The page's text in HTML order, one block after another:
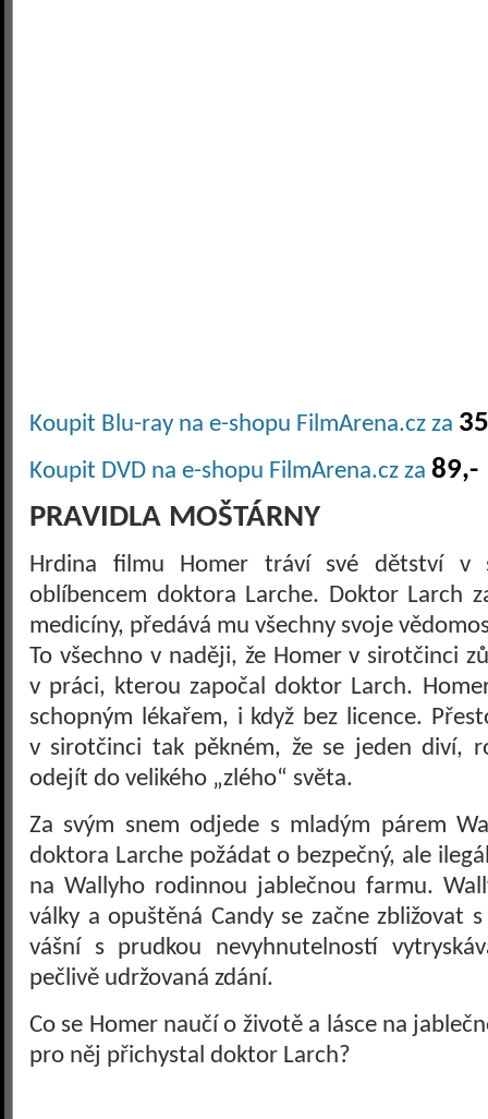
Koupit Blu-ray na e-shopu FilmArena.cz za
Koupit DVD na e-shopu FilmArena.cz za 89,-
PRAVIDLA MOŠTÁRNY
Hrdina filmu Homer tráví své dětství v
oblíbencem doktora Larche. Doktor Larch
medicíny, předává mu všechny svoje
To všechno v naději, že Homer v sirotčinci
v práci, kterou započal doktor Larch.
schopným lékařem, i když bez licence.
v sirotčinci tak pěkném, že se jeden diví,
odejít do velikého „zlého“ světa.
Za svým snem odjede s mladým párem
doktora Larche požádat o bezpečný, ale
na Wallyho rodinnou jablečnou farmu.
války a opuštěná Candy se začne zbližovat
vášní s prudkou nevyhnutelností
pečlivě udržovaná zdání.
Co se Homer naučí o životě a lásce na
pro něj přichystal doktor Larch?